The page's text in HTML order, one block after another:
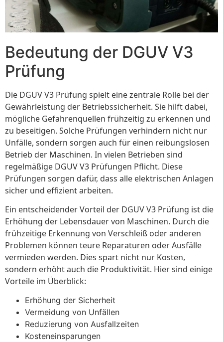
Bedeutung der DGUV V3
Prüfung
Die DGUV V3 Prüfung spielt eine zentrale Rolle bei der
Gewährleistung der Betriebssicherheit. Sie hilft dabei,
mögliche Gefahrenquellen frühzeitig zu erkennen und
zu beseitigen. Solche Prüfungen verhindern nicht nur
Unfälle, sondern sorgen auch für einen reibungslosen
Betrieb der Maschinen. In vielen Betrieben sind
regelmäßige DGUV V3 Prüfungen Pflicht. Diese
Prüfungen sorgen dafür, dass alle elektrischen Anlagen
sicher und effizient arbeiten.
Ein entscheidender Vorteil der DGUV V3 Prüfung ist die
Erhöhung der Lebensdauer von Maschinen. Durch die
frühzeitige Erkennung von Verschleiß oder anderen
Problemen können teure Reparaturen oder Ausfälle
vermieden werden. Dies spart nicht nur Kosten,
sondern erhöht auch die Produktivität. Hier sind einige
Vorteile im Überblick:
Erhöhung der Sicherheit
Vermeidung von Unfällen
Reduzierung von Ausfallzeiten
Kosteneinsparungen